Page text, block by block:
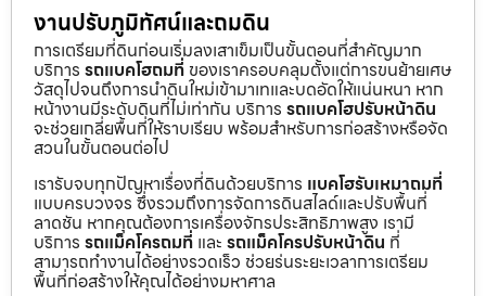
งานปรับภูมิทัศน์และถมดิน
การเตรียมที่ดินก่อนเริ่มลงเสาเข็มเป็นขั้นตอนที่สำคัญมาก
บริการ รถแบคโฮถมที่ ของเราครอบคลุมตั้งแต่การขนย้ายเศษ
วัสดุไปจนถึงการนำดินใหม่เข้ามาเทและบดอัดให้แน่นหนา หาก
หน้างานมีระดับดินที่ไม่เท่ากัน บริการ รถแบคโฮปรับหน้าดิน
จะช่วยเกลี่ยพื้นที่ให้ราบเรียบ พร้อมสำหรับการก่อสร้างหรือจัด
สวนในขั้นตอนต่อไป
เรารับจบทุกปัญหาเรื่องที่ดินด้วยบริการ แบคโฮรับเหมาถมที่
แบบครบวงจร ซึ่งรวมถึงการจัดการดินสไลด์และปรับพื้นที่
ลาดชัน หากคุณต้องการเครื่องจักรประสิทธิภาพสูง เรามี
บริการ รถแม็คโครถมที่ และ รถแม็คโครปรับหน้าดิน ที่
สามารถทำงานได้อย่างรวดเร็ว ช่วยร่นระยะเวลาการเตรียม
พื้นที่ก่อสร้างให้คุณได้อย่างมหาศาล